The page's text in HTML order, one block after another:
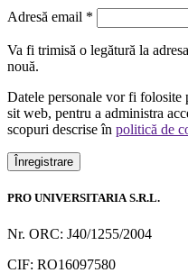
Adresă email *
Va fi trimisă o legătură la
nouă.
Datele personale vor fi folosite
sit web, pentru a administra
scopuri descrise în politică de
Înregistrare
PRO UNIVERSITARIA S.R.L.
Nr. ORC: J40/1255/2004
CIF: RO16097580